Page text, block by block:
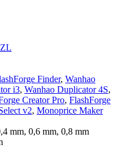
Finder, Wanhao
i3, Wanhao Duplicator 4S,
Creator Pro, FlashForge
v2, Monoprice Maker
mm, 0,6 mm, 0,8 mm